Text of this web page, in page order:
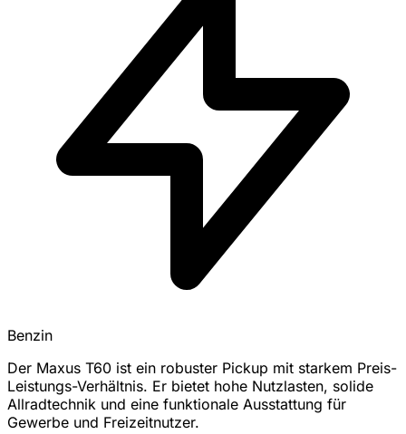
Benzin
Der Maxus T60 ist ein robuster Pickup mit starkem Preis-
Leistungs-Verhältnis. Er bietet hohe Nutzlasten, solide
Allradtechnik und eine funktionale Ausstattung für
Gewerbe und Freizeitnutzer.